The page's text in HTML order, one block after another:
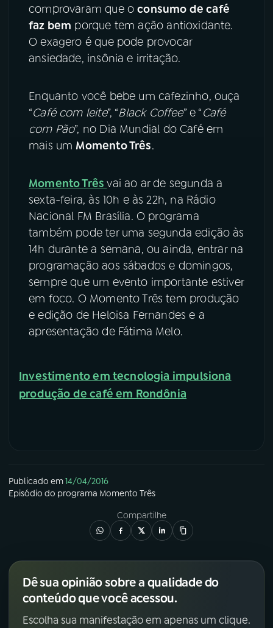
comprovaram que oconsumo de café
faz bem porque tem ação antioxidante.
O exagero é que pode provocar
ansiedade, insônia e irritação.
Enquanto você bebe um cafezinho, ouça
“Café com leite”, “Black Coffee” e “Café
com Pão”, no Dia Mundial do Café em
mais um Momento Três.
Momento Trêsvai ao ar de segunda a
sexta-feira, às 10h e às 22h, na Rádio
Nacional FM Brasília. O programa
também pode ter uma segunda edição às
14h durante a semana, ou ainda, entrar na
programação aos sábados e domingos,
sempre que um evento importante estiver
em foco. O Momento Três tem produção
e edição de Heloisa Fernandes e a
apresentação de Fátima Melo.
Investimento em tecnologia impulsiona
produção de café em Rondônia
Publicado em14/04/2016
Episódio do programa Momento Três
Compartilhe
Dê sua opinião sobre a qualidade do
conteúdo que você acessou.
Escolha sua manifestação em apenas um clique.